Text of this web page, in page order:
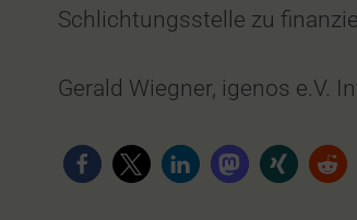
Schlichtungsstelle zu
Gerald Wiegner, igenos e.V.